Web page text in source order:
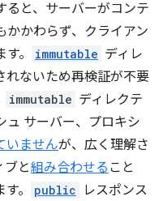
ると、サーバーがコンテ
かかわらず、クライアン
。
immutable ディレ
れないため再検証が不要
immutable ディレクテ
ュ サーバー、プロキシ
いませんが、広く理解さ
ブと組み合わせる こと
。
public
レスポンス